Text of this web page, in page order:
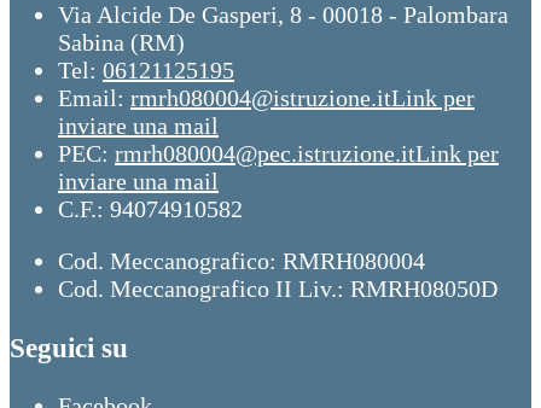
Via Alcide De Gasperi, 8 - 00018 - Palombara
Sabina (RM)
Tel: 06121125195
Email: rmrh080004@istruzione.itLink per
inviare una mail
PEC: rmrh080004@pec.istruzione.itLink per
inviare una mail
C.F.: 94074910582
Cod. Meccanografico: RMRH080004
Cod. Meccanografico II Liv.: RMRH08050D
Seguici su